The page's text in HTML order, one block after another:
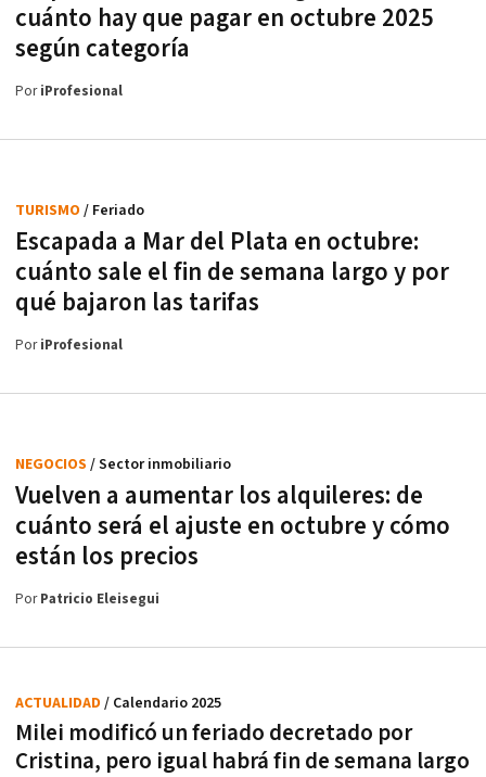
cuánto hay que pagar en octubre 2025
según categoría
PoriProfesional
Escapada a Mar del Plata en octubre:
cuánto sale el fin de semana largo y por
qué bajaron las tarifas
TURISMO / Feriado
PoriProfesional
Vuelven a aumentar los alquileres: de
cuánto será el ajuste en octubre y cómo
están los precios
NEGOCIOS / Sector inmobiliario
PorPatricio Eleisegui
Milei modificó un feriado decretado por
Cristina, pero igual habrá fin de semana largo
ACTUALIDAD / Calendario 2025